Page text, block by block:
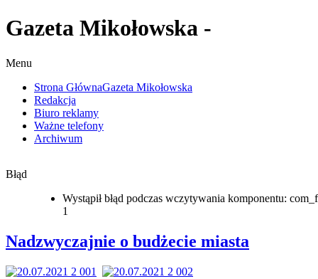
Gazeta Mikołowska -
Menu
Strona GłównaGazeta Mikołowska
Redakcja
Biuro reklamy
Ważne telefony
Archiwum
Błąd
Wystąpił błąd podczas wczytywania komponentu:
1
Nadzwyczajnie o budżecie miasta